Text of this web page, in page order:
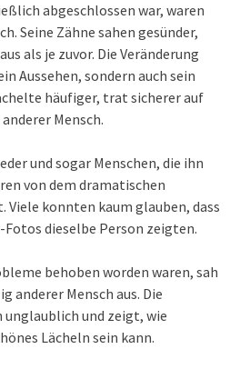
abgeschlossen war, waren
Seine Zähne sahen gesünder,
als je zuvor. Die Veränderung
Aussehen, sondern auch sein
häufiger, trat sicherer auf
Mensch.
und sogar Menschen, die ihn
von dem dramatischen
Viele konnten kaum glauben, dass
Fotos dieselbe Person zeigten.
behoben worden waren, sah
anderer Mensch aus. Die
und zeigt, wie
Lächeln sein kann.